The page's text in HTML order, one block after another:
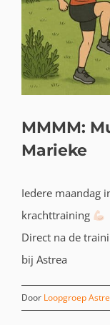
MMMM:
Marieke
Iedere maandag
krachttraining
Direct na de
bij Astrea
Door Loopgroep